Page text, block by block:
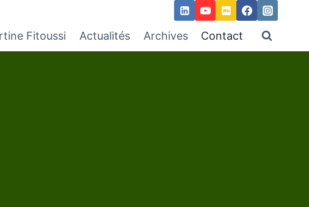
Fitoussi Actualités Archives Contact